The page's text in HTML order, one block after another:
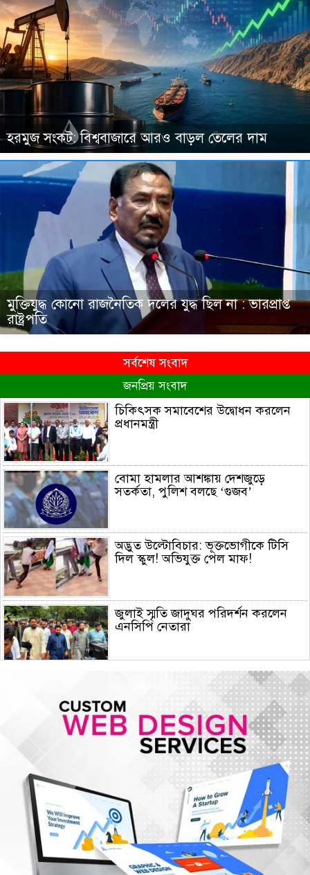
হরমুজ সংকট: বিশ্ববাজারে আরও বাড়ল তেলের দাম
মুক্তিযুদ্ধ কোনো রাজনৈতিক দলের যুদ্ধ ছিল না : ভারপ্রাপ্ত
রাষ্ট্রপতি
সর্বশেষ সংবাদ
জনপ্রিয় সংবাদ
চিকিৎসক সমাবেশের উদ্বোধন করলেন
প্রধানমন্ত্রী
বোমা হামলার আশঙ্কায় দেশজুড়ে
সতর্কতা, পুলিশ বলছে ‘গুজব’
অদ্ভুত উল্টোবিচার: ভূক্তভোগীকে টিসি
দিল স্কুল! অভিযুক্ত পেল মাফ!
জুলাই স্মৃতি জাদুঘর পরিদর্শন করলেন
এনসিপি নেতারা
সৌদি আরব, তুরস্ক ও পাকিস্তানের মক্কা
চুক্তি স্বাক্ষর, কাগুজে চুক্তি সৌদিকে
নিরাপত্তা দেবে না- ইরান
হরমুজ সংকট: বিশ্ববাজারে আরও বাড়ল
মুক্তিযুদ্ধ কোনো রাজনৈতিক দলের যুদ্ধ
ছিল না : ভারপ্রাপ্ত রাষ্ট্রপতি